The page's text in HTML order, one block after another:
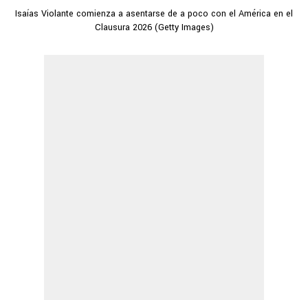
Isaías Violante comienza a asentarse de a poco con el América en el
Clausura 2026 (Getty Images)